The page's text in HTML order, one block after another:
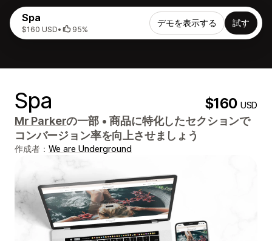
Spa
$160 USD• 95%
デモを表示する 試す
Spa $160USD
Mr Parkerの一部 • 商品に特化したセクションで
コンバージョン率を向上させましょう
作成者： We are Underground